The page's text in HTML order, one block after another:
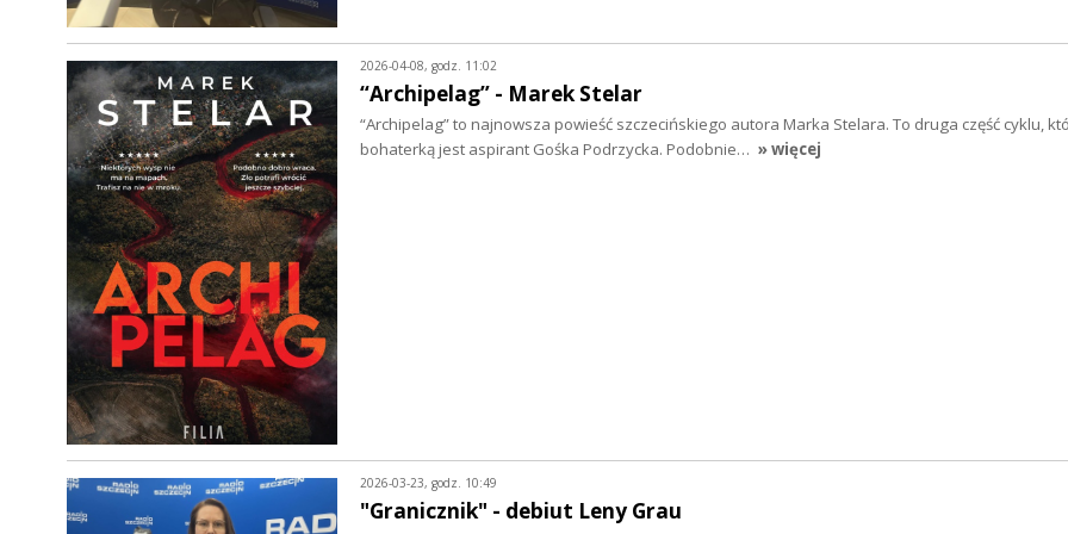
2026-04-08, godz. 11:02
“Archipelag” - Marek Stelar
“Archipelag” to najnowsza powieść szczecińskiego autora Marka Stelara. To druga część cyklu,
bohaterką jest aspirant Gośka Podrzycka. Podobnie… » więcej
2026-03-23, godz. 10:49
"Granicznik" - debiut Leny Grau